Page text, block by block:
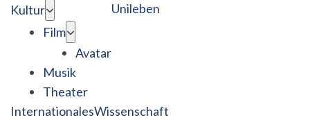
Kultur
Film
Avatar
Musik
Theater
Unileben
InternationalesWissenschaft